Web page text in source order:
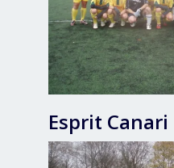
Esprit Canari